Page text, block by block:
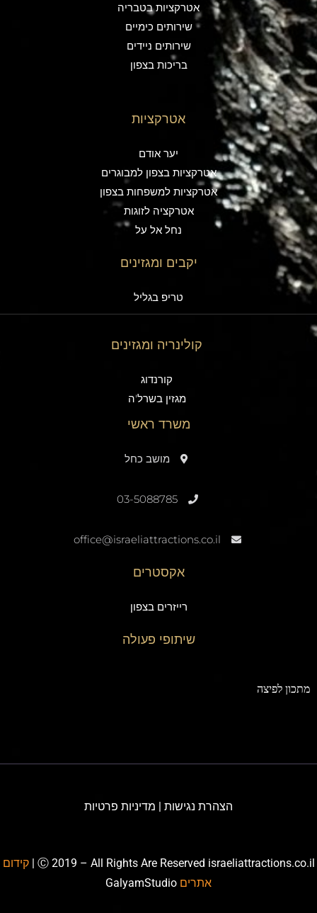
אטרקציות בטבריה
שירותים כימיים
שירותים ניידים
בריכות בצפון
אטרקציות
יער אודם
אטרקציות בצפון למבוגרים
אטרקציות למשפחות בצפון
אטרקציה לזוגות
נחל אל על
יקבים ומגזינים
טריפ בגליל
קולינריה ומגזינים
קורנדוג
מגזין בשרל'ה
משרד ראשי
מושב כחל
03-5088785
office@israeliattractions.co.il
אקסטרים
רייזרים בצפון
שיתופי פעולה
לפיצה
הצהרת נגישות|מדיניות פרטיות
Ⓒ 2019 – All Rights Are Reserved
קידום
אתרים GalyamStudio